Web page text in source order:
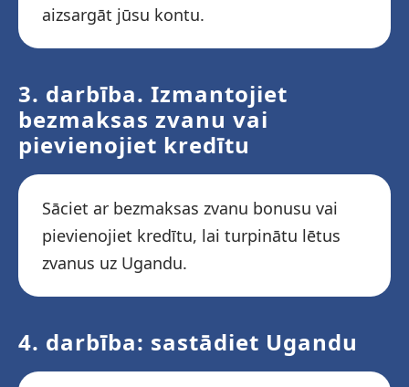
aizsargāt jūsu kontu.
3. darbība. Izmantojiet
bezmaksas zvanu vai
pievienojiet kredītu
Sāciet ar bezmaksas zvanu bonusu vai
pievienojiet kredītu, lai turpinātu lētus
zvanus uz Ugandu.
4. darbība: sastādiet Ugandu